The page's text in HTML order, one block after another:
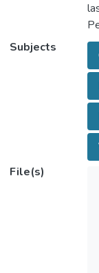
Subjects
File(s)